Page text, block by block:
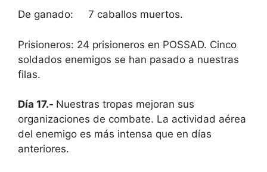
De ganado: 7 caballos muertos.
Prisioneros: 24 prisioneros en POSSAD. Cinco
soldados enemigos se han pasado a nuestras
filas.
Día 17.- Nuestras tropas mejoran sus
organizaciones de combate. La actividad aérea
del enemigo es más intensa que en días
anteriores.